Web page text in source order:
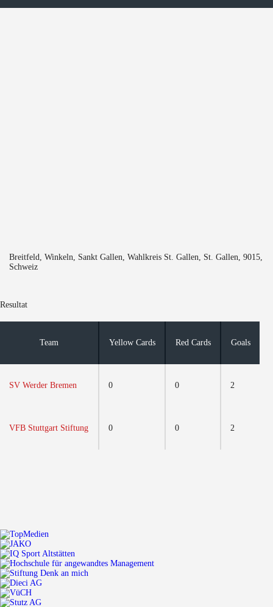
Breitfeld, Winkeln, Sankt Gallen, Wahlkreis St. Gallen, St. Gallen, 9015,
Schweiz
Resultat
Team Yellow Cards Red Cards Goals
SV Werder Bremen 0 0 2
VFB Stuttgart Stiftung 0 0 2